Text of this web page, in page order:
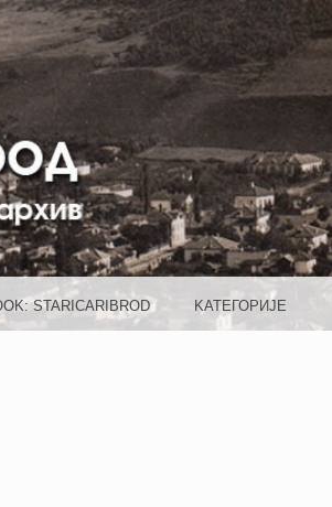
STARICARIBROD KАТЕГОРИJE